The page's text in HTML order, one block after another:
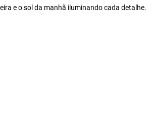
e o sol da manhã iluminando cada detalhe.